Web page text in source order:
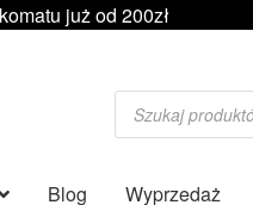
już od 200zł
Wyszukiwarka
produktów
Blog Wyprzedaż